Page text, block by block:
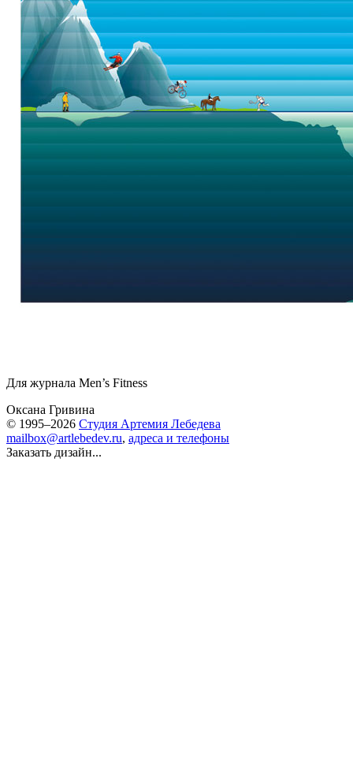
Для журнала Men’s Fitness
Оксана Гривина
© 1995–2026 Студия Артемия Лебедева
mailbox@artlebedev.ru, адреса и телефоны
Заказать дизайн...